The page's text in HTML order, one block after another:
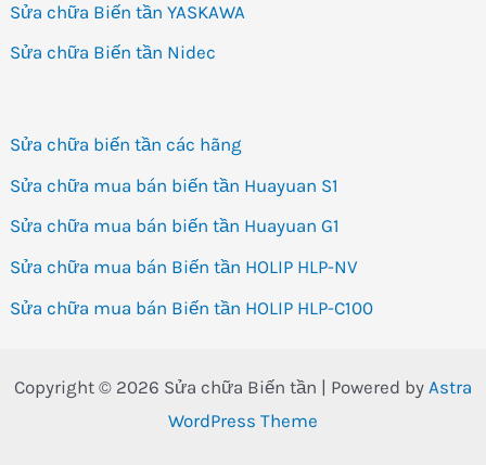
Sửa chữa Biến tần YASKAWA
Sửa chữa Biến tần Nidec
Sửa chữa biến tần các hãng
Sửa chữa mua bán biến tần Huayuan S1
Sửa chữa mua bán biến tần Huayuan G1
Sửa chữa mua bán Biến tần HOLIP HLP-NV
Sửa chữa mua bán Biến tần HOLIP HLP-C100
Copyright © 2026 Sửa chữa Biến tần | Powered by Astra
WordPress Theme